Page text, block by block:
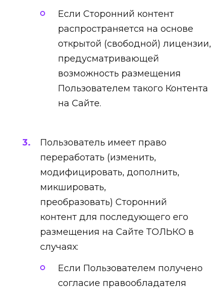
Если Сторонний контент
распространяется на основе
открытой (свободной) лицензии,
предусматривающей
возможность размещения
Пользователем такого Контента
на Сайте.
Пользователь имеет право
переработать (изменить,
модифицировать, дополнить,
микшировать,
преобразовать) Сторонний
контент для последующего его
размещения на Сайте ТОЛЬКО в
случаях:
Если Пользователем получено
согласие правообладателя